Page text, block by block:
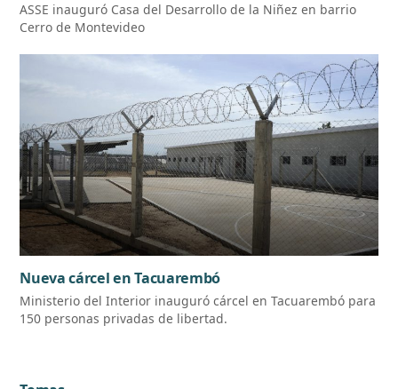
ASSE inauguró Casa del Desarrollo de la Niñez en barrio
Cerro de Montevideo
Nueva cárcel en Tacuarembó
Ministerio del Interior inauguró cárcel en Tacuarembó para
150 personas privadas de libertad.